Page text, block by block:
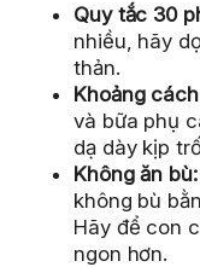
Quy tắc 30
nhiều, hãy
thản.
Khoảng
và bữa phụ
dạ dày kịp
Không ăn bù:
không bù
Hãy để con
ngon hơn.